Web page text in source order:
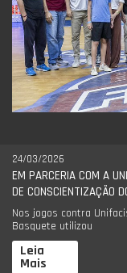
24/03/2026
EM PARCERIA COM A
DE CONSCIENTIZAÇÃO
Nos jogos contra
Basquete utilizou
Leia
Mais